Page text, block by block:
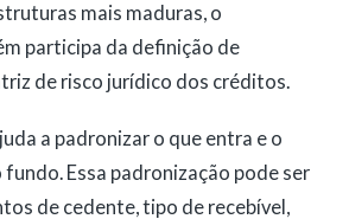
mais maduras, o
participa da definição de
de risco jurídico dos créditos.
a padronizar o que entra e o
Essa padronização pode ser
de cedente, tipo de recebível,